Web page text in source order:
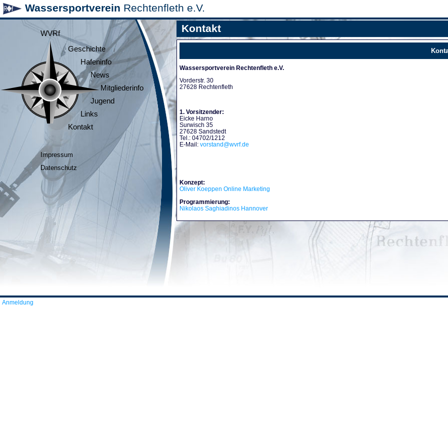
Wassersportverein Rechtenfleth e.V.
WVRf
Geschichte
Hafeninfo
News
Mitgliederinfo
Jugend
Links
Kontakt
Impressum
Datenschutz
Kontakt
Wassersportverein Rechtenfleth e.V.
Vorderstr. 30
27628 Rechtenfleth
1. Vorsitzender:
Eicke Harno
Surwisch 35
27628 Sandstedt
Tel.: 04702/1212
E-Mail: vorstand@wvrf.de
Konzept:
Oliver Koeppen Online Marketing
Programmierung:
Nikolaos Saghiadinos Hannover
Anmeldung